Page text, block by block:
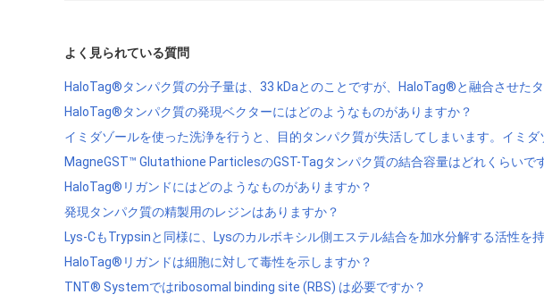
よく見られている質問
HaloTag®タンパク質の分子量は、33 kDaとのことですが、HaloTag®と融合させた
HaloTag®タンパク質の発現ベクターにはどのようなものがありますか？
イミダゾールを使った洗浄を行うと、目的タンパク質が失活してしまいます。イミ
MagneGST™ Glutathione ParticlesのGST-Tagタンパク質の結合容量はどれくらい
HaloTag®リガンドにはどのようなものがありますか？
発現タンパク質の精製用のレジンはありますか？
Lys-CもTrypsinと同様に、Lysのカルボキシル側エステル結合を加水分解する活性
HaloTag®リガンドは細胞に対して毒性を示しますか？
TNT® Systemではribosomal binding site (RBS) は必要ですか？